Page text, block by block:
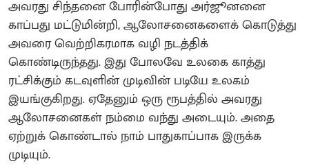
அவரது சிந்தனை போரின்போது அர்ஜூனனை
காப்பது மட்டுமின்றி, ஆலோசனைகளைக் கொடுத்து
அவரை வெற்றிகரமாக வழி நடத்திக்
கொண்டிருந்தது. இது போலவே உலகை காத்து
ரட்சிக்கும் கடவுளின் முடிவின் படியே உலகம்
இயங்குகிறது. ஏதேனும் ஒரு ரூபத்தில் அவரது
ஆலோசனைகள் நம்மை வந்து அடையும். அதை
ஏற்றுக் கொண்டால் நாம் பாதுகாப்பாக இருக்க
முடியும்.